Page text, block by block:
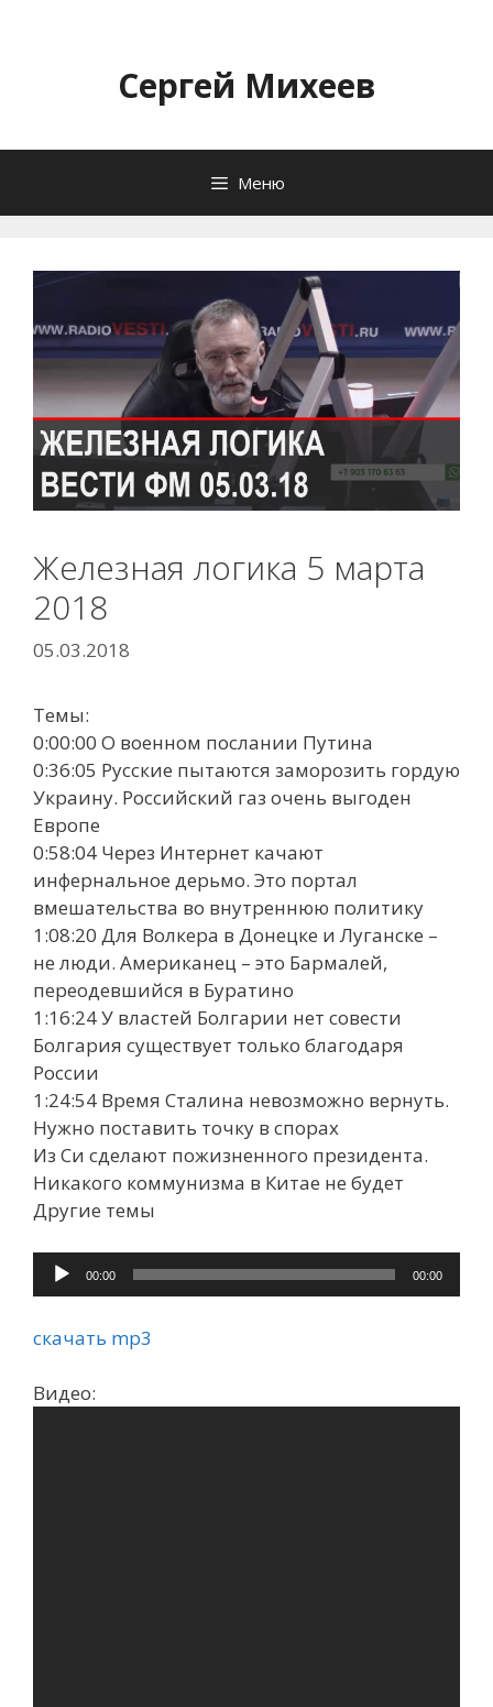
содержимомуСергей Михеев
Меню
Железная логика 5 марта
2018
05.03.2018
Темы:
0:00:00 О военном послании Путина
0:36:05 Русские пытаются заморозить гордую
Украину. Российский газ очень выгоден
Европе
0:58:04 Через Интернет качают
инфернальное дерьмо. Это портал
вмешательства во внутреннюю политику
1:08:20 Для Волкера в Донецке и Луганске –
не люди. Американец – это Бармалей,
переодевшийся в Буратино
1:16:24 У властей Болгарии нет совести
Болгария существует только благодаря
России
1:24:54 Время Сталина невозможно вернуть.
Нужно поставить точку в спорах
Из Си сделают пожизненного президента.
Никакого коммунизма в Китае не будет
Другие темы
Аудиоплеер
00:00 00:00
скачать mp3
Видео: